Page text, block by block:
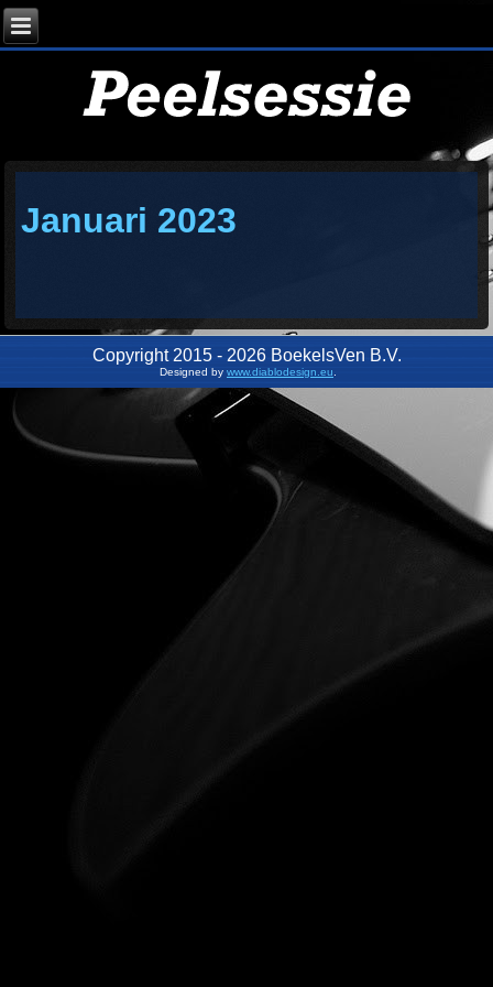
Januari 2023
Copyright 2015 - 2026 BoekelsVen B.V.
Designed by www.diablodesign.eu